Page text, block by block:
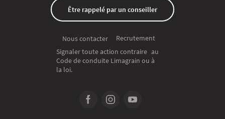
Être rappelé par un conseiller
Nous contacter
Recrutement
Signaler toute action contraire au
Code de conduite Limagrain ou à
la loi.